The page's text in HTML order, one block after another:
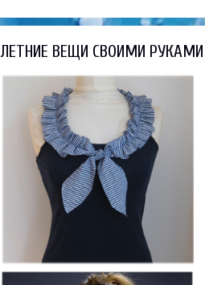
ЛЕТНИЕ ВЕЩИ СВОИМИ РУКАМИ